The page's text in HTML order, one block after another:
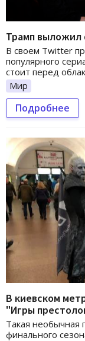
Трамп выложил
В своем Twitter
популярного
стоит перед
Мир
Подробнее
В киевском
"Игры
Такая необычная
финального